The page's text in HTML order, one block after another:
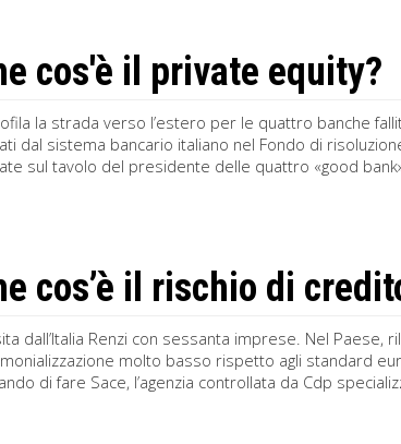
cos'è il private equity?
la strada verso l’estero per le quattro banche
dal sistema bancario italiano nel Fondo di
sul tavolo del presidente delle quattro «good
cos’è il rischio di
dall’Italia Renzi con sessanta imprese. Nel
molto basso rispetto agli standard
di fare Sace, l’agenzia controllata da Cdp